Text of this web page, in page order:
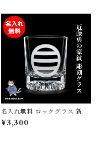
名入れ無料 ロックグラス 新選
組 近藤勇 家紋彫刻 名入れロッ
クグラス オリジナルギフト 誕
¥3,300